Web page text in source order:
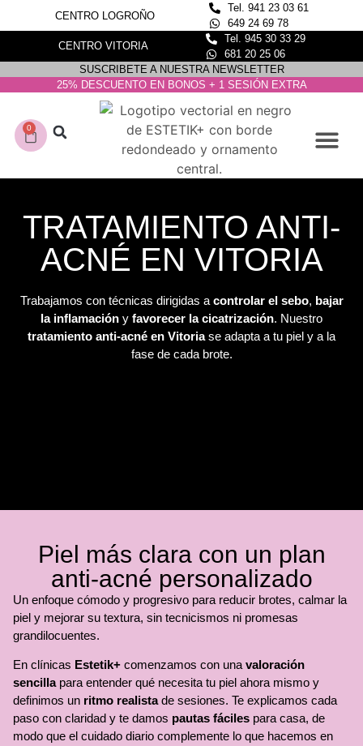
CENTRO LOGROÑO
Tel. 941 23 03 61
649 24 69 78
CENTRO VITORIA
Tel. 945 30 33 29
681 20 25 06
SUSCRIBETE A NUESTRA NEWSLETTER
25% DESCUENTO EN BONOS + 1 SESIÓN EXTRA
0
TRATAMIENTO ANTI-
ACNÉ EN VITORIA
Trabajamos con técnicas dirigidas a controlar el sebo, bajar
la inflamación y favorecer la cicatrización. Nuestro
tratamiento anti-acné en Vitoriase adapta a tu piel y a la
fase de cada brote.
Piel más clara con un plan
anti-acné personalizado
Un enfoque cómodo y progresivo para reducir brotes, calmar la
piel y mejorar su textura, sin tecnicismos ni promesas
grandilocuentes.
En clínicas Estetik+ comenzamos con una valoración
sencillapara entender qué necesita tu piel ahora mismo y
definimos un ritmo realistade sesiones. Te explicamos cada
paso con claridad y te damos pautas fáciles para casa, de
modo que el cuidado diario complemente lo que hacemos en